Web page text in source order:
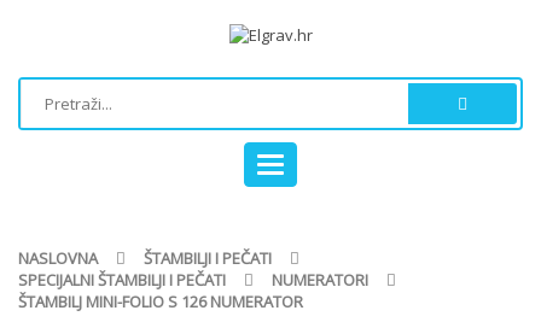
Toggle
navigation
NASLOVNA
ŠTAMBILJI I PEČATI
SPECIJALNI ŠTAMBILJI I PEČATI
NUMERATORI
ŠTAMBILJ MINI-FOLIO S 126 NUMERATOR